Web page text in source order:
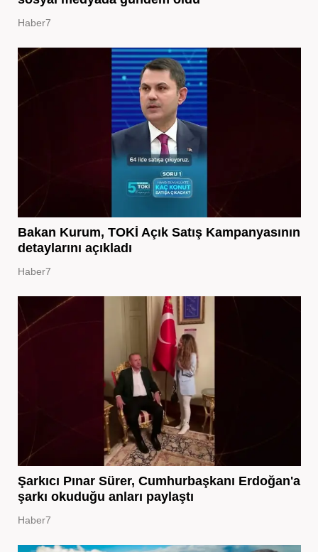
Haber7
Bakan Kurum, TOKİ Açık Satış Kampanyasının
detaylarını açıkladı
Haber7
Şarkıcı Pınar Sürer, Cumhurbaşkanı Erdoğan'a
şarkı okuduğu anları paylaştı
Haber7